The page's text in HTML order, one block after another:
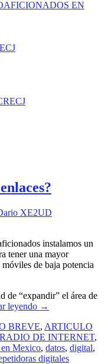
EN
XE2UD
instalamos un
tener una mayor
de baja potencia
de “expandir” el área de
leyendo →
BREVE, ARTICULO
DE INTERNET,
Mexico, datos, digital,
digitales